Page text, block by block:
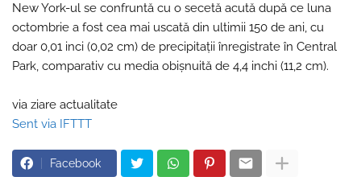
New York-ul se confruntă cu o secetă acută după ce luna
octombrie a fost cea mai uscată din ultimii 150 de ani, cu
doar 0,01 inci (0,02 cm) de precipitații înregistrate în Central
Park, comparativ cu media obișnuită de 4,4 inchi (11,2 cm).
via ziare actualitate
Sent via IFTTT
Facebook